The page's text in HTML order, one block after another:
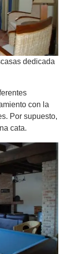
dedicada
con la
Por supuesto,
cata.